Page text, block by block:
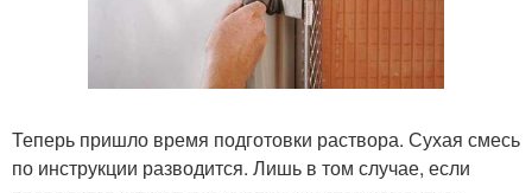
Теперь пришло время подготовки раствора. Сухая смесь
по инструкции разводится. Лишь в том случае, если